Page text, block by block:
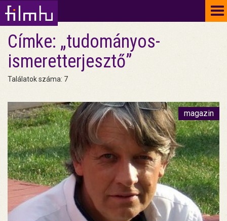
Címke: „tudományos-
ismeretterjesztő”
Találatok száma: 7
magazin